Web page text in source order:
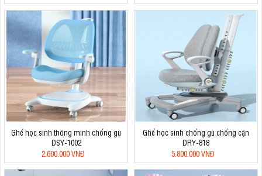
Ghế học sinh thông minh chống gù
DSY-1002
2.600.000 VNĐ
Ghế học sinh chống gù chống cận
DRY-818
5.800.000 VNĐ